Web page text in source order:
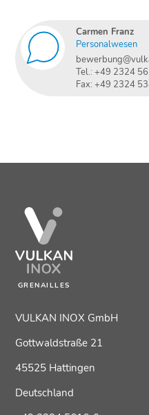
Carmen Franz
Personalwesen
Tel.: +49 2324
Fax: +49 2324
GRENAILLES
VULKAN INOX GmbH
Gottwaldstraße 21
45525 Hattingen
Deutschland